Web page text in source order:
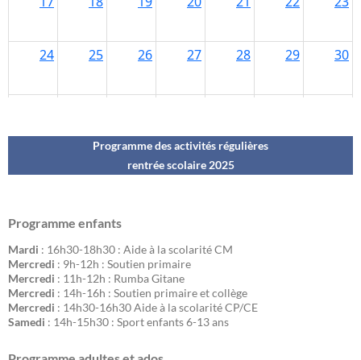
Programme des activités régulières
rentrée scolaire 2025
Programme enfants
Mardi : 16h30-18h30 : Aide à la scolarité CM
Mercredi : 9h-12h : Soutien primaire
Mercredi : 11h-12h : Rumba Gitane
Mercredi : 14h-16h : Soutien primaire et collège
Mercredi : 14h30-16h30 Aide à la scolarité CP/CE
Samedi : 14h-15h30 : Sport enfants 6-13 ans